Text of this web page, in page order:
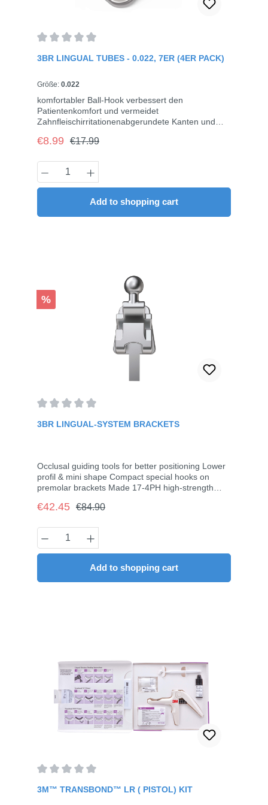
3BR LINGUAL TUBES - 0.022, 7ER (4ER PACK)
Größe: 0.022
komfortabler Ball-Hook verbessert den
Patientenkomfort und vermeidet
Zahnfleischirritationenabgerundete Kanten und
Komfortanatomische Basis passt sich gut an die
Design am Mesial-Eingang für bessere
Bogeneinführung1 Stück pro Quadrant (UR, UL,
LL, LR)4 Stück/Pack
Sale price:
€8.99 Regular price:
€17.99
Product Quantity: Enter the desired
Add to shopping cart
Discount
%
3BR LINGUAL-SYSTEM BRACKETS
Occlusal guiding tools for better positioning Lower
profil & mini shape Compact special hooks on
premolar brackets Made 17-4PH high-strength
welding Slot size of anterior brackets are 0.018",
molar tubes are 0.022" or 0.018"28 Brackets (5-5,
Upper and Lower, incl. Tubes)
Sale price:
€42.45 Regular price:
€84.90
Product Quantity: Enter the desired
Add to shopping cart
Average rating of 0 out of 5 stars
3M™ TRANSBOND™ LR ( PISTOL) KIT